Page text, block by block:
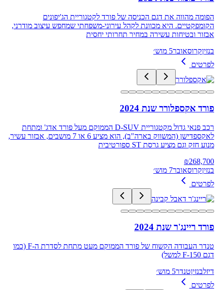
הפומה מהווה את דגם הכניסה של פורד לקטגוריית הג'יפונים
הקומפקטיים. היא מכוונת לקהל עירוני‑משפחתי שמחפש עיצוב מודרני,
אבזור ובטיחות עשירה במחיר תחרותי יחסית
בנזיןקרוסאובר5 מוש׳
לפרטים
פורד אקספלורר שנת 2024
רכב פנאי גדול מקטגוריית D-SUV הממוקם מעל פורד אדג' ומתחת
לאקספדישן (המשווק בארה"ב), הוא מציע 6 או 7 מושבים, אבזור עשיר,
מנוע חזק וגם מציע גרסת ST ספורטיבית
₪268,700
בנזיןקרוסאובר7 מוש׳
לפרטים
פורד ריינג'ר שנת 2024
טנדר העבודה הקשוח של פורד הממוקם מעט מתחת לסדרת ה-F (כמו
דגם F-150 למשל)
דיזלבנזיןטנדר5 מוש׳
לפרטים